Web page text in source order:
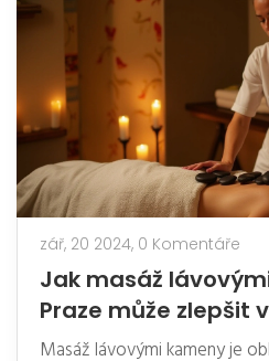
zář, 20 2024, 0 Komentáře
Jak masáž
Praze může zlepšit
Masáž lávovými kameny je